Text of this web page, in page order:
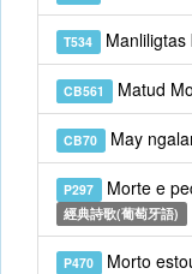
T534 Manliligtas
CB561 Matud
CB70 May
P297 Morte e
經典詩歌(葡萄牙語)
P470 Morto